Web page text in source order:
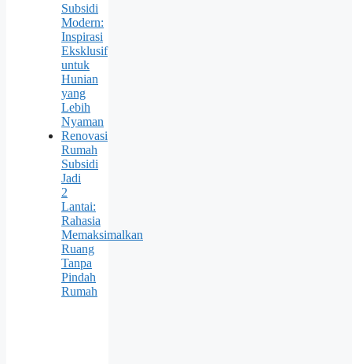
Subsidi
Modern:
Inspirasi
Eksklusif
untuk
Hunian
yang
Lebih
Nyaman
Renovasi
Rumah
Subsidi
Jadi
2
Lantai:
Rahasia
Memaksimalkan
Ruang
Tanpa
Pindah
Rumah